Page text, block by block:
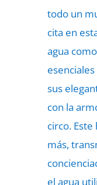
todo un
cita en
agua
sus
con la
circo. Este
más,
el agua